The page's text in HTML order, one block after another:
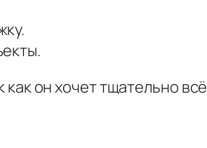
он хочет тщательно всё